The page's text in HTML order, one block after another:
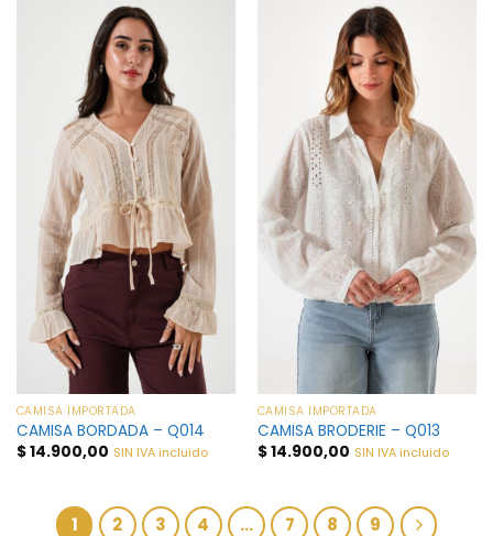
CAMISA IMPORTADA
CAMISA BORDADA – Q014
$14.900,00 SIN IVA incluido
CAMISA IMPORTADA
CAMISA BRODERIE – Q013
$14.900,00 SIN IVA incluido
1 2 3 4 … 7 8 9